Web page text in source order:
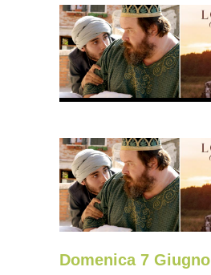
Domenica 7 Giugno